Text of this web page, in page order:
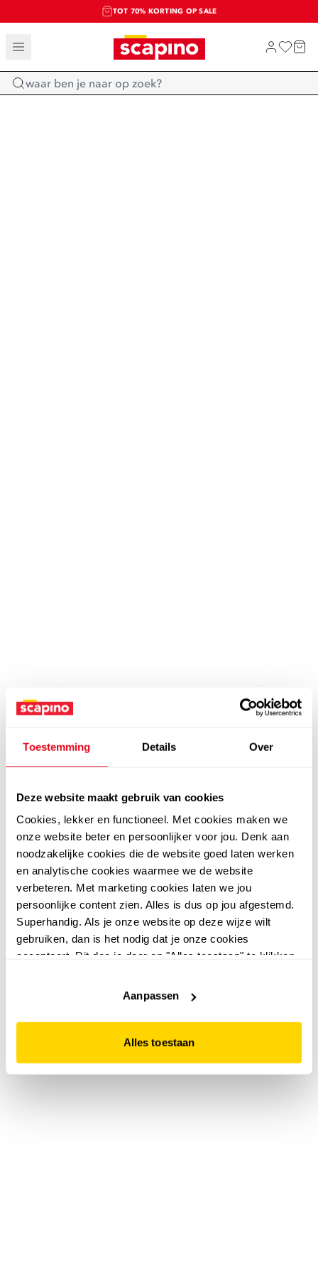
Toestemming Details Over
Deze website maakt gebruik van cookies
Cookies, lekker en functioneel. Met cookies maken we
onze website beter en persoonlijker voor jou. Denk aan
noodzakelijke cookies die de website goed laten werken
en analytische cookies waarmee we de website
verbeteren. Met marketing cookies laten we jou
persoonlijke content zien. Alles is dus op jou afgestemd.
Superhandig. Als je onze website op deze wijze wilt
gebruiken, dan is het nodig dat je onze cookies
accepteert. Dit doe je door op "Alles toestaan" te klikken.
website niet optimaal functioneert.
Aanpassen
Alles toestaan
TOT 70% KORTING OP SALE
SALE: LAATSTE KANS!
SHOP NIEUW
Home